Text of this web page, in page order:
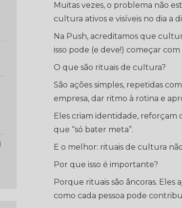
Muitas vezes, o problema não
cultura ativos e visíveis no dia a
Na Push, acreditamos que
isso pode (e deve!) começar
O que são rituais de cultura?
São ações simples, repetidas
empresa, dar ritmo à rotina e
Eles criam identidade, reforçam
que “só bater meta”.
E o melhor: rituais de cultura
Por que isso é importante?
Porque rituais são âncoras. Eles
como cada pessoa pode